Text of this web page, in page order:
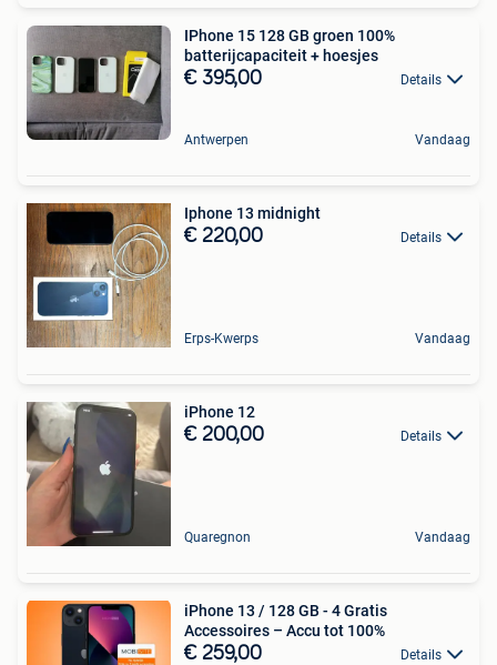
IPhone 15 128 GB groen 100%
batterijcapaciteit + hoesjes
€ 395,00 Details
Antwerpen Vandaag
Iphone 13 midnight
€ 220,00 Details
Erps-Kwerps Vandaag
iPhone 12
€ 200,00 Details
Quaregnon Vandaag
iPhone 13 / 128 GB - 4 Gratis
Accessoires – Accu tot 100%
€ 259,00 Details